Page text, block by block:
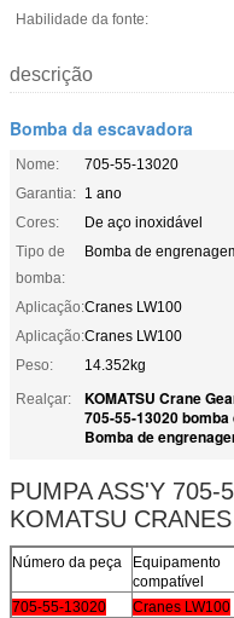
Habilidade da fonte:
descrição
Bomba da escavadora
Nome:
705-55-13020
Garantia: 1 ano
Cores:
De aço inoxidável
Tipo de
bomba:
Bomba de
Aplicação:Cranes LW100
Aplicação:Cranes LW100
Peso:
14.352kg
Realçar:
KOMATSU Crane
705-55-13020
Bomba de
PUMPA ASS'Y 705-
KOMATSU
Número da peça
Equipamento
compatível
705-55-13020 Cranes LW100